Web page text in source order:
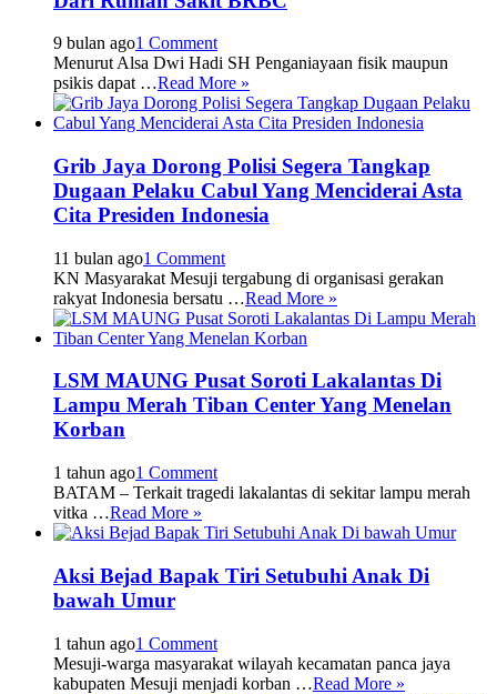
9 bulan ago1 Comment
Menurut Alsa Dwi Hadi SH Penganiayaan fisik maupun
psikis dapat …Read More »
Grib Jaya Dorong Polisi Segera Tangkap
Dugaan Pelaku Cabul Yang Menciderai Asta
Cita Presiden Indonesia
11 bulan ago1 Comment
KN Masyarakat Mesuji tergabung di organisasi gerakan
rakyat Indonesia bersatu …Read More »
LSM MAUNG Pusat Soroti Lakalantas Di
Lampu Merah Tiban Center Yang Menelan
Korban
1 tahun ago1 Comment
BATAM – Terkait tragedi lakalantas di sekitar lampu merah
vitka …Read More »
Aksi Bejad Bapak Tiri Setubuhi Anak Di
bawah Umur
1 tahun ago1 Comment
Mesuji-warga masyarakat wilayah kecamatan panca jaya
kabupaten Mesuji menjadi korban …Read More »